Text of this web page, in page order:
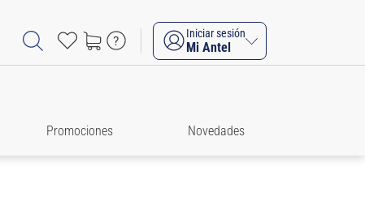
Iniciar sesión
Mi Antel
Promociones Novedades